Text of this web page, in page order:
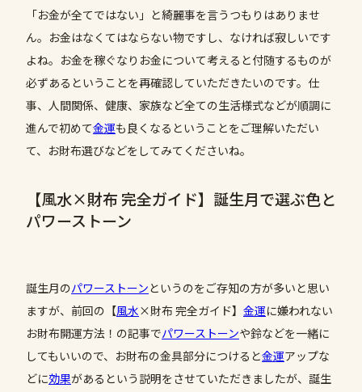
「お金が全てではない」と綺麗事を言うつもりはありませ
ん。お金はなくてはならない物ですし、なければ寂しいです
よね。お金を稼ぐなりお金について考えると付随するものが
必ずあるということを再確認していただきたいのです。仕
事、人間関係、健康、家族など全ての生活様式などが順調に
進んで初めて金運も良くなるということをご理解いただい
て、お財布選びなどをしてみてくださいね。
【風水×財布 完全ガイド】誕生月で選ぶ色と
パワーストーン
誕生月のパワーストーンというのをご存知の方が多いと思い
ますが、前回の【風水×財布 完全ガイド】 金運に嫌われない
お財布開運方法！の記事でパワーストーンや鈴などを一緒に
してもいいので、お財布の金具部分につけると金運アップな
どに効果があるという説明をさせていただきましたが、誕生